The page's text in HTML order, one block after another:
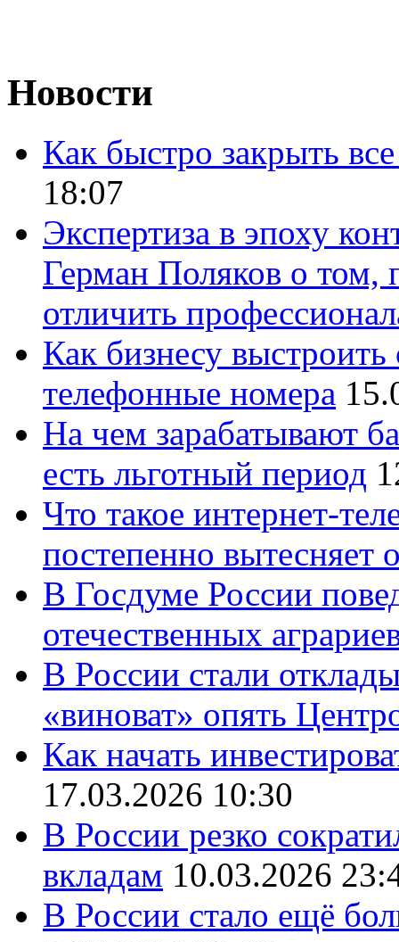
Новости
Как быстро закрыть
18:07
Экспертиза в эпоху
Герман Поляков о том,
отличить
Как бизнесу
телефонные номера
На чем зарабатывают
есть льготный период
Что такое интернет-
постепенно вытесняет
В Госдуме России
отечественных
В России стали
«виноват» опять
Как начать
17.03.2026 10:30
В России резко
вкладам 10.03.2026
В России стало ещё